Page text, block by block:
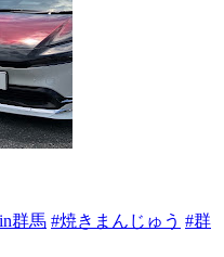
群馬 #焼きまんじゅう #群